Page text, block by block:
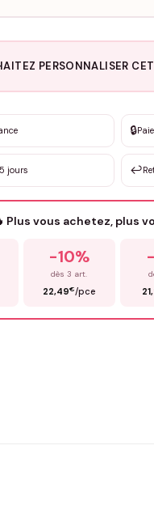
PERSONNALISER
sur mesure
· Personnalisation de 3 à 10€
vous ?
🔒
jours ↩️
Plus vous achetez, plus
-10%
dès 3 art.
22,49€/pce